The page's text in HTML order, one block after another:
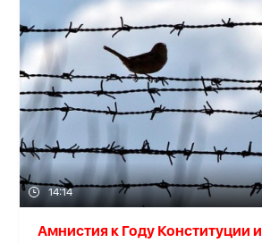
14:14
Амнистия к Году Конституции и